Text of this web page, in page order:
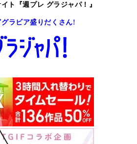
ト『週プレ グラジャパ！』
ラビア盛りだくさん!